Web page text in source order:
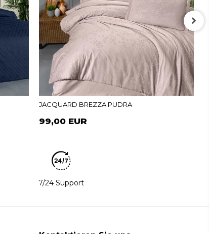
JACQUARD BREZZA PUDRA
99,00 EUR
7/24 Support